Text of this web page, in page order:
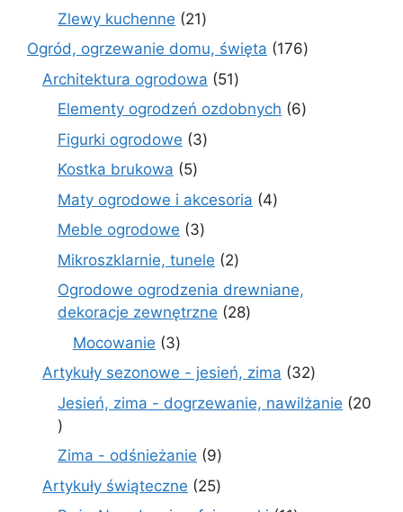
produktów
Zlewy kuchenne 2121
produktów
Ogród, ogrzewanie domu, święta 176176
Architektura ogrodowa 5151
produktów
Elementy ogrodzeń ozdobnych 66
Figurki ogrodowe 33
Kostka brukowa 55
produktów
Maty ogrodowe i akcesoria 44
Meble ogrodowe 33
produkty
Mikroszklarnie, tunele 22
produkty
Ogrodowe ogrodzenia drewniane,
dekoracje zewnętrzne
2828
Mocowanie 33
produkty
Artykuły sezonowe - jesień, zima 3232
produkty
Jesień, zima - dogrzewanie, nawilżanie
20
20
produktów
Zima - odśnieżanie 99
produktów
Artykuły świąteczne 2525
produktów